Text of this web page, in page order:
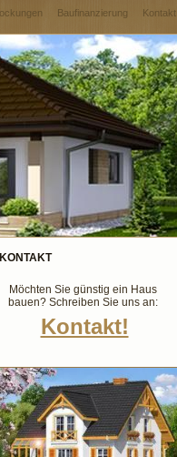
Baufinanzierung Kontakt
KONTAKT
Möchten Sie günstig ein Haus
bauen? Schreiben Sie uns an:
Kontakt!